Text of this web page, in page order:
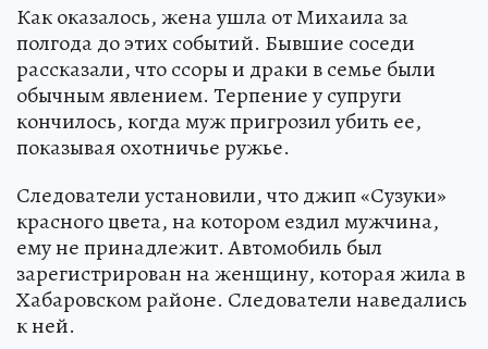
Как оказалось, жена ушла от Михаила за
полгода до этих событий. Бывшие соседи
рассказали, что ссоры и драки в семье были
обычным явлением. Терпение у супруги
кончилось, когда муж пригрозил убить ее,
показывая охотничье ружье.
Следователи установили, что джип «Сузуки»
красного цвета, на котором ездил мужчина,
ему не принадлежит. Автомобиль был
зарегистрирован на женщину, которая жила в
Хабаровском районе. Следователи наведались
к ней.